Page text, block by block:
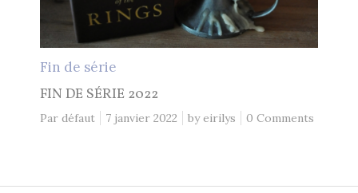
Fin de série
FIN DE SÉRIE 2022
Par défaut 7 janvier 2022 byeirilys 0 Comments